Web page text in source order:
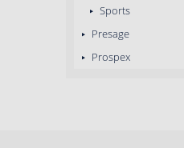
Sports
Presage
Prospex